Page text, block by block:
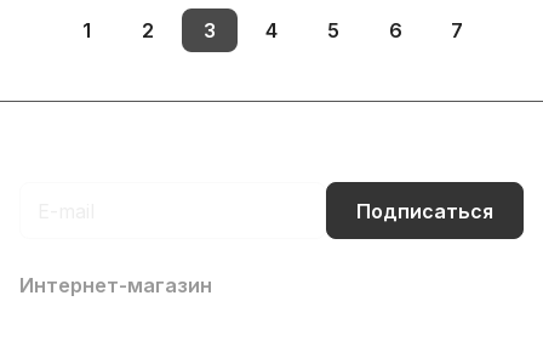
1 2 3 4 5 6 7
Подписаться
Интернет-магазин